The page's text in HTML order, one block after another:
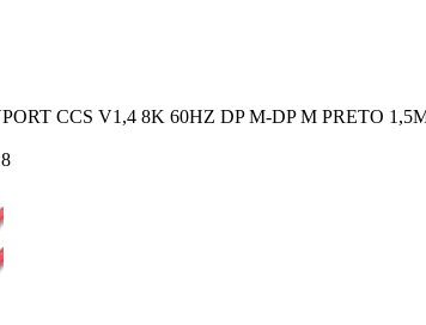
CCS V1,4 8K 60HZ DP M-DP M PRETO